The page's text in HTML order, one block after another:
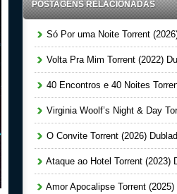
POSTAGENS RELACIONADAS
Só Por uma Noite Torrent
Volta Pra Mim Torrent (2022)
40 Encontros e 40 Noites
Virginia Woolf’s Night & Day
O Convite Torrent (2026)
Ataque ao Hotel Torrent (2023)
Amor Apocalipse Torrent